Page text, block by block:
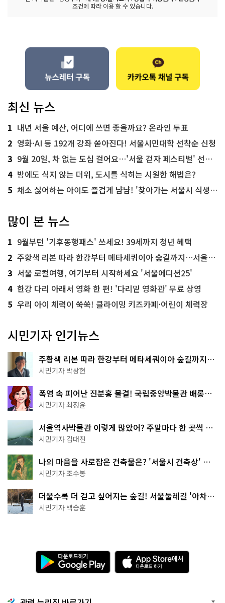
조건에 따라 이용 할 수 있습니다.
최신 뉴스
1 내년 서울 예산, 어디에 쓰면 좋을까요? 온라인 투표
2 영화·AI 등 192개 강좌 쏟아진다! 서울시민대학 선착순 신청
3 9월 20일, 차 없는 도심 걸어요…'서울 걷자 페스티벌' 선착순 5천명
4 밤에도 식지 않는 더위, 도시를 식히는 시원한 해법은?
5 채소 싫어하는 아이도 즐겁게 냠냠! '찾아가는 서울시 식생활 교육' 현장
많이 본 뉴스
1 9월부턴 '기후동행패스' 쓰세요! 39세까지 청년 혜택
2 주황색 리본 따라 한강부터 메타세쿼이아 숲길까지…서울둘레길 15코스
3 서울 로컬여행, 여기부터 시작하세요 '서울에디션25'
4 한강 다리 아래서 영화 한 편! '다리밑 영화관' 무료 상영
5 우리 아이 체력이 쑥쑥! 클라이밍 키즈카페·어린이 체력장
시민기자 인기뉴스
주황색 리본 따라 한강부터 메타세쿼이아 숲길까지…
서울둘레길 15코스
시민기자 박상현
폭염 속 피어난 진분홍 물결! 국립중앙박물관 배롱나
무 명소
시민기자 최정윤
서울역사박물관 이렇게 많았어? 주말마다 한 곳씩 떠
나는 역사 산책
시민기자 김대진
나의 마음을 사로잡은 건축물은? '서울시 건축상' 수
상작 공개!
시민기자 조수봉
더울수록 더 걷고 싶어지는 숲길! 서울둘레길 '아차산
코스'
시민기자 백승훈
다
운
로
기
A
p
p